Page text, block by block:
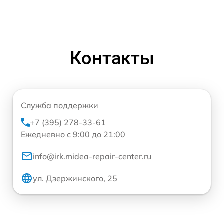
Контакты
Служба поддержки
+7 (395) 278-33-61
Ежедневно с 9:00 до 21:00
info@irk.midea-repair-center.ru
ул. Дзержинского, 25